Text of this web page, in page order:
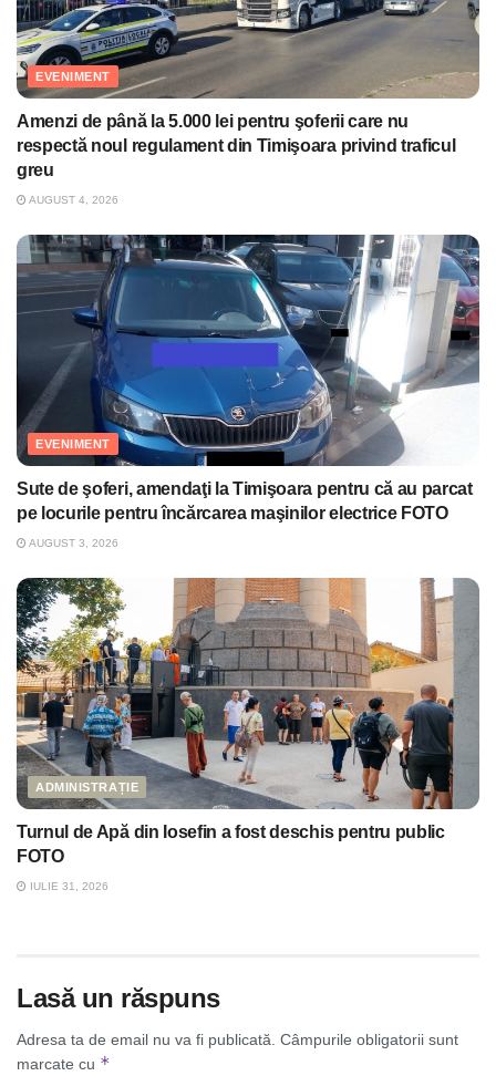
EVENIMENT
Amenzi de până la 5.000 lei pentru şoferii care nu
respectă noul regulament din Timişoara privind traficul
greu
AUGUST 4, 2026
EVENIMENT
Sute de şoferi, amendaţi la Timişoara pentru că au parcat
pe locurile pentru încărcarea maşinilor electrice FOTO
AUGUST 3, 2026
ADMINISTRAȚIE
Turnul de Apă din Iosefin a fost deschis pentru public
FOTO
IULIE 31, 2026
Lasă un răspuns
Adresa ta de email nu va fi publicată. Câmpurile obligatorii sunt
marcate cu *